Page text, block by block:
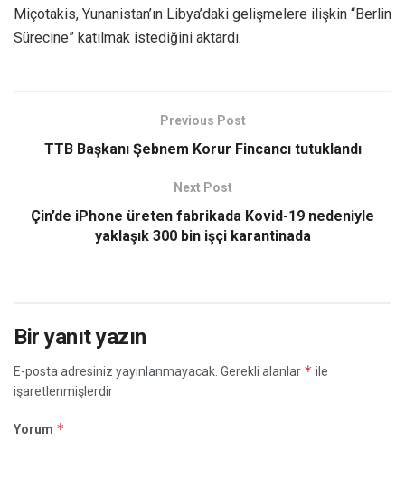
Miçotakis, Yunanistan’ın Libya’daki gelişmelere ilişkin “Berlin
Sürecine” katılmak istediğini aktardı.​​​​​​​
Previous Post
TTB Başkanı Şebnem Korur Fincancı tutuklandı
Next Post
Çin’de iPhone üreten fabrikada Kovid-19 nedeniyle
yaklaşık 300 bin işçi karantinada
Bir yanıt yazın
E-posta adresiniz yayınlanmayacak. Gerekli alanlar * ile
işaretlenmişlerdir
Yorum *